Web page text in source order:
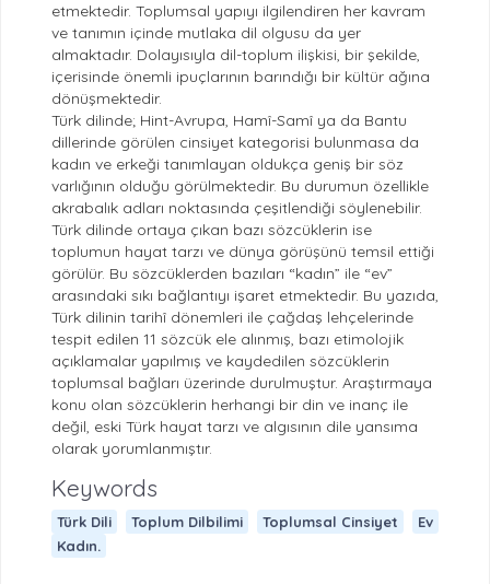
etmektedir. Toplumsal yapıyı ilgilendiren her kavram
ve tanımın içinde mutlaka dil olgusu da yer
almaktadır. Dolayısıyla dil-toplum ilişkisi, bir şekilde,
içerisinde önemli ipuçlarının barındığı bir kültür ağına
dönüşmektedir.
Türk dilinde; Hint-Avrupa, Hamî-Samî ya da Bantu
dillerinde görülen cinsiyet kategorisi bulunmasa da
kadın ve erkeği tanımlayan oldukça geniş bir söz
varlığının olduğu görülmektedir. Bu durumun özellikle
akrabalık adları noktasında çeşitlendiği söylenebilir.
Türk dilinde ortaya çıkan bazı sözcüklerin ise
toplumun hayat tarzı ve dünya görüşünü temsil ettiği
görülür. Bu sözcüklerden bazıları “kadın” ile “ev”
arasındaki sıkı bağlantıyı işaret etmektedir. Bu yazıda,
Türk dilinin tarihî dönemleri ile çağdaş lehçelerinde
tespit edilen 11 sözcük ele alınmış, bazı etimolojik
açıklamalar yapılmış ve kaydedilen sözcüklerin
toplumsal bağları üzerinde durulmuştur. Araştırmaya
konu olan sözcüklerin herhangi bir din ve inanç ile
değil, eski Türk hayat tarzı ve algısının dile yansıma
olarak yorumlanmıştır.
Keywords
Türk Dili Toplum Dilbilimi Toplumsal Cinsiyet
Ev
Kadın.